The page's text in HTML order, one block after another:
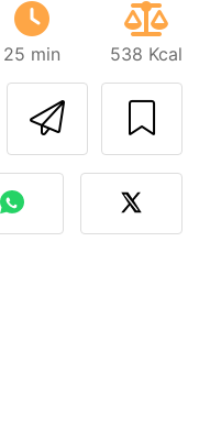
25 min 538 Kcal
o autor